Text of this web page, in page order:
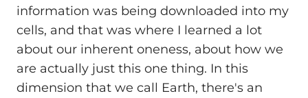
information was being downloaded into my
cells, and that was where I learned a lot
about our inherent oneness, about how we
are actually just this one thing. In this
dimension that we call Earth, there's an